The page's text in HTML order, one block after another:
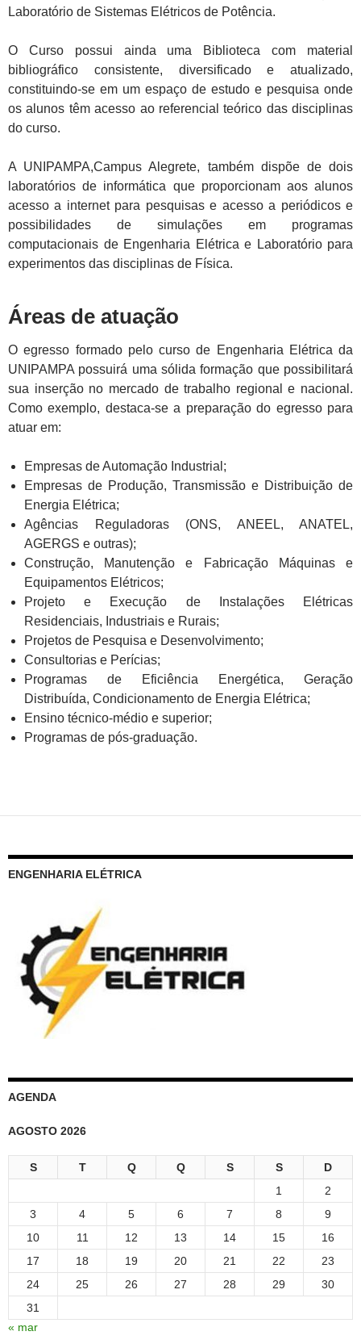
Laboratório de Sistemas Elétricos de Potência.
O Curso possui ainda uma Biblioteca com material
bibliográfico consistente, diversificado e atualizado,
constituindo-se em um espaço de estudo e pesquisa onde
os alunos têm acesso ao referencial teórico das disciplinas
do curso.
A UNIPAMPA,Campus Alegrete, também dispõe de dois
laboratórios de informática que proporcionam aos alunos
acesso a internet para pesquisas e acesso a periódicos e
possibilidades de simulações em programas
computacionais de Engenharia Elétrica e Laboratório para
experimentos das disciplinas de Física.
Áreas de atuação
O egresso formado pelo curso de Engenharia Elétrica da
UNIPAMPA possuirá uma sólida formação que possibilitará
sua inserção no mercado de trabalho regional e nacional.
Como exemplo, destaca-se a preparação do egresso para
atuar em:
Empresas de Automação Industrial;
Empresas de Produção, Transmissão e Distribuição de
Energia Elétrica;
Agências Reguladoras (ONS, ANEEL, ANATEL,
AGERGS e outras);
Construção, Manutenção e Fabricação Máquinas e
Equipamentos Elétricos;
Projeto e Execução de Instalações Elétricas
Residenciais, Industriais e Rurais;
Projetos de Pesquisa e Desenvolvimento;
Consultorias e Perícias;
Programas de Eficiência Energética, Geração
Distribuída, Condicionamento de Energia Elétrica;
Ensino técnico-médio e superior;
Programas de pós-graduação.
ENGENHARIA ELÉTRICA
AGENDA
AGOSTO 2026
S T Q Q S S
D
1
2
3
4 5 6 7 8
9
10
11 12 13 14 15
16
17
18 19 20 21 22
23
24
25 26 27 28 29
30
31
« mar